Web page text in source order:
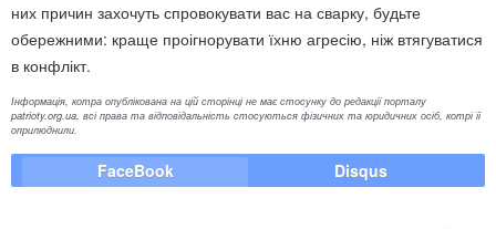
них причин захочуть спровокувати вас на сварку, будьте
обережними: краще проігнорувати їхню агресію, ніж втягуватися
в конфлікт.
Інформація, котра опублікована на цій сторінці не має стосунку до редакції порталу
patrioty.org.ua, всі права та відповідальність стосуються фізичних та юридичних осіб, котрі її
оприлюднили.
FaceBook Disqus